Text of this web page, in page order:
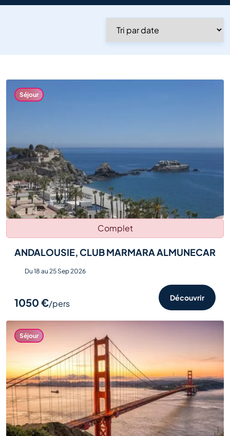
Séjour
Complet
ANDALOUSIE, CLUB MARMARA ALMUNECAR
Du 18 au 25 Sep 2026
1050 €/pers
Découvrir
Séjour